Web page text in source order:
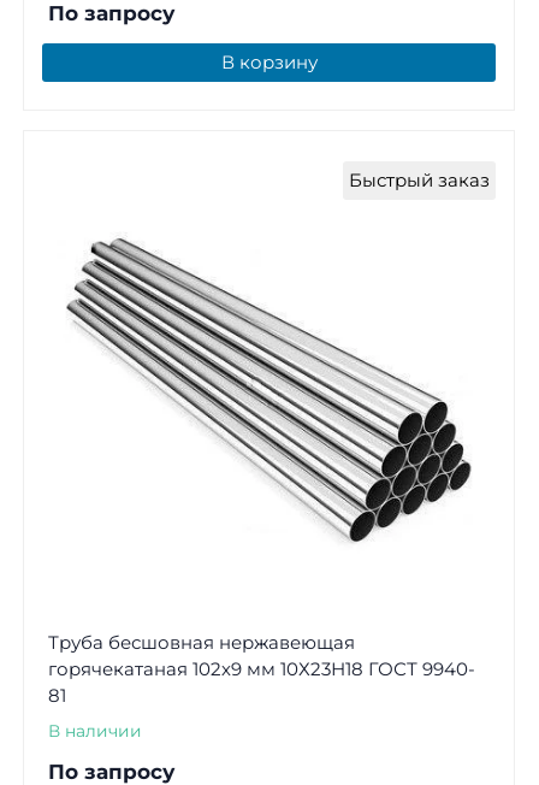
По запросу
В корзину
Быстрый заказ
Труба бесшовная нержавеющая
горячекатаная 102х9 мм 10Х23Н18 ГОСТ 9940-
81
В наличии
По запросу